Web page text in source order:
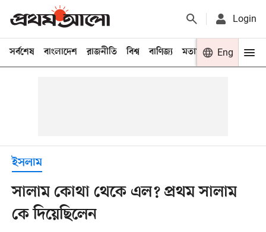
Login
সর্বশেষ বাংলাদেশ রাজনীতি বিশ্ব বাণিজ্য মতামত খেলা
Eng
ইসলাম
সালাম কোথা থেকে এল? প্রথম সালাম
কে দিয়েছিলেন